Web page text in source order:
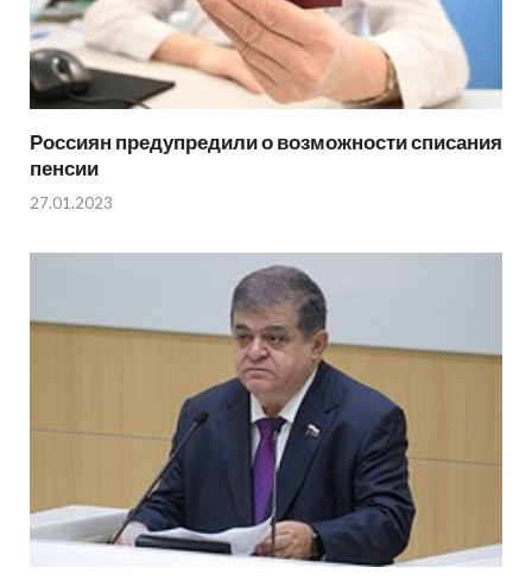
Россиян предупредили о возможности списания
пенсии
27.01.2023